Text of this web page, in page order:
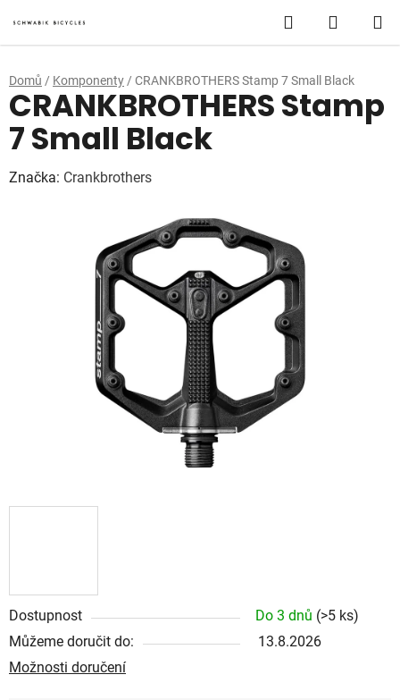
na
obsah
Hledat
KOŠÍK
Domů / Komponenty / CRANKBROTHERS Stamp 7 Small Black
Dostupnost Do 3 dnů (>5 ks)
Můžeme doručit do:
13.8.2026
Možnosti doručení
CRANKBROTHERS Stamp
7 Small Black
Značka: Crankbrothers